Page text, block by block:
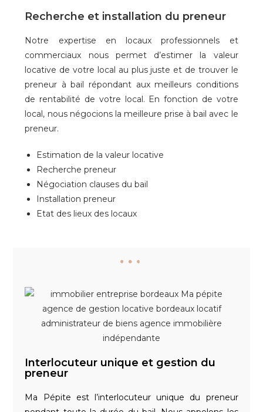
Recherche et installation du preneur
Notre expertise en locaux professionnels et
commerciaux nous permet d’estimer la valeur
locative de votre local au plus juste et de trouver le
preneur à bail répondant aux meilleurs conditions
de rentabilité de votre local. En fonction de votre
local, nous négocions la meilleure prise à bail avec le
preneur.
Estimation de la valeur locative
Recherche preneur
Négociation clauses du bail
Installation preneur
Etat des lieux des locaux
Interlocuteur unique et gestion du
preneur
Ma Pépite est l’interlocuteur unique du preneur